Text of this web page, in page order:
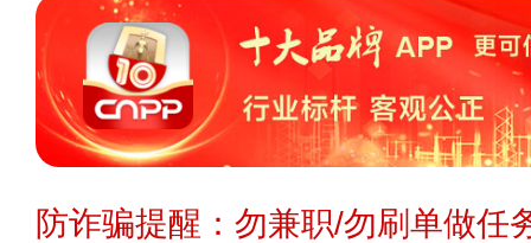
防诈骗提醒：勿兼职/勿刷单做任